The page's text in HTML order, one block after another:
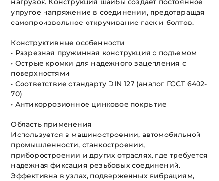
нагрузок. Конструкция шайбы создает постоянное
упругое напряжение в соединении, предотвращая
самопроизвольное откручивание гаек и болтов.
Конструктивные особенности
• Разрезная пружинная конструкция с подъемом
• Острые кромки для надежного зацепления с
поверхностями
• Соответствие стандарту DIN 127 (аналог ГОСТ 6402-
70)
• Антикоррозионное цинковое покрытие
Область применения
Используется в машиностроении, автомобильной
промышленности, станкостроении,
приборостроении и других отраслях, где требуется
надежная фиксация резьбовых соединений.
Эффективна в узлах, подверженных вибрациям,